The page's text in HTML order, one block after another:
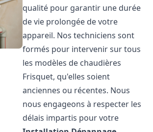
qualité pour garantir une durée
de vie prolongée de votre
appareil. Nos techniciens sont
formés pour intervenir sur tous
les modèles de chaudières
Frisquet, qu'elles soient
anciennes ou récentes. Nous
nous engageons à respecter les
délais impartis pour votre